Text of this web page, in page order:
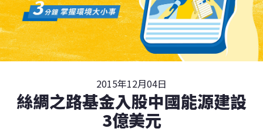
2015年12月04日
絲綢之路基金入股中國能源建設
3億美元